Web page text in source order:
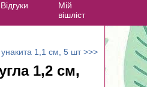
Відгуки
Мій
вішліст
1,1 см, 5 шт >>>
1,2 см,